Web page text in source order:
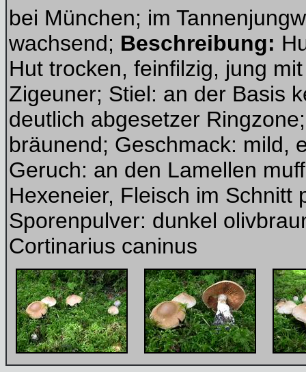
bei München; im
wachsend; Beschreibung:
Hut trocken, feinfilzig, jung
Zigeuner; Stiel: an der Basis
deutlich abgesetzer
bräunend; Geschmack: mild,
Geruch: an den Lamellen
Hexeneier, Fleisch im Schnitt
Sporenpulver: dunkel
Cortinarius caninus